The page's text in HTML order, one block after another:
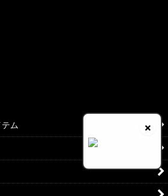
×
ム